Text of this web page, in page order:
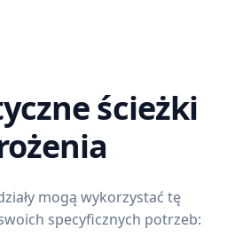
ścieżki
mogą wykorzystać tę
specyficznych potrzeb: